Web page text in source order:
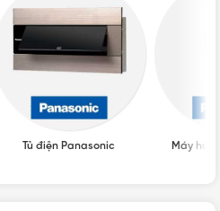
Tủ điện Panasonic Máy hút